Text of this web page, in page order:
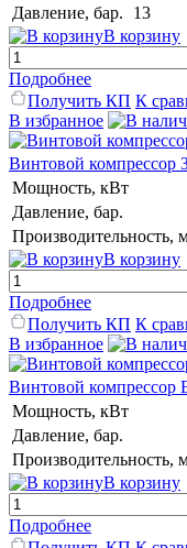
Давление, бар.
13
В корзину
Подробнее
Получить КП К
В избранное
Винтовой
Мощность, кВт
Давление, бар.
Производительность,
В корзину
Подробнее
Получить КП К
В избранное
Винтовой компрессор
Мощность, кВт
Давление, бар.
Производительность,
В корзину
Подробнее